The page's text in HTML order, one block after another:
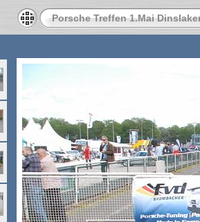
Porsche Treffen 1.Mai